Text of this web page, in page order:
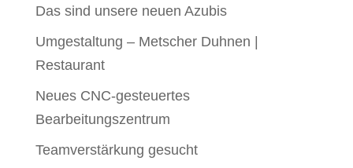
Das sind unsere neuen Azubis
Umgestaltung – Metscher Duhnen |
Restaurant
Neues CNC-gesteuertes
Bearbeitungszentrum
Teamverstärkung gesucht